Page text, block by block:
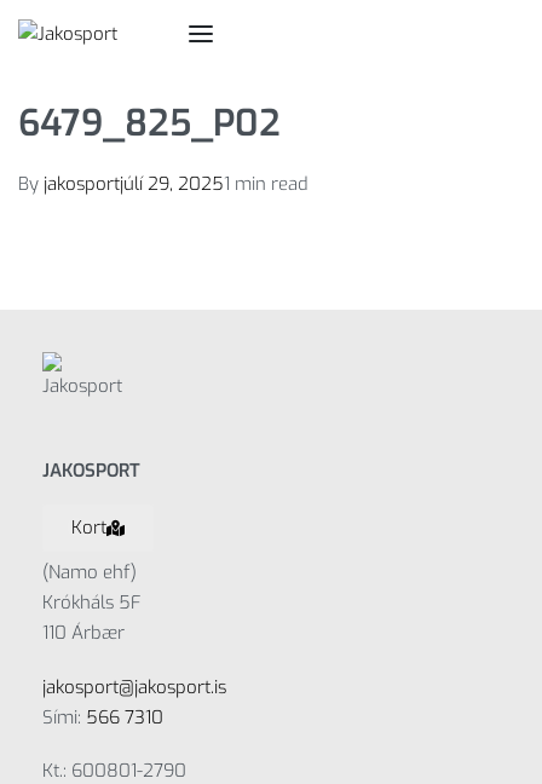
6479_825_P02
By jakosportjúlí 29, 20251 min read
JAKOSPORT
Kort
(Namo ehf)
Krókháls 5F
110 Árbær
jakosport@jakosport.is
Sími: 566 7310
Kt.: 600801-2790